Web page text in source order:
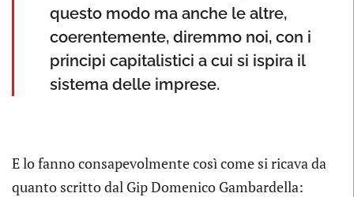
questo modo ma anche le altre,
coerentemente, diremmo noi, con i
principi capitalistici a cui si ispira il
sistema delle imprese.
E lo fanno consapevolmente così come si ricava da
quanto scritto dal Gip Domenico Gambardella: